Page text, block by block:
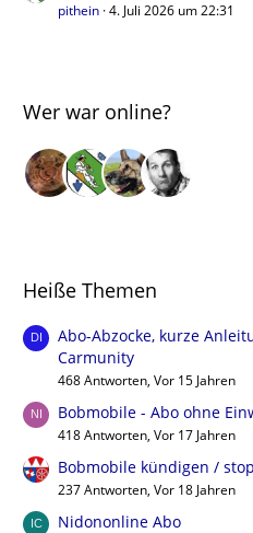
pithein 4. Juli 2026 um 22:31
Wer war online?
Heiße Themen
Abo-Abzocke, kurze
Carmunity
468 Antworten, Vor 15 Jahren
Bobmobile - Abo ohne
418 Antworten, Vor 17 Jahren
Bobmobile kündigen /
237 Antworten, Vor 18 Jahren
Nidononline Abo